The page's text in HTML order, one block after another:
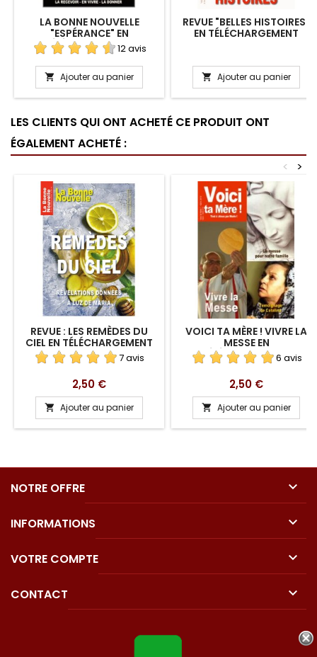
LA BONNE NOUVELLE
"ESPÉRANCE" EN
TÉLÉCHARGEMENT
12 avis
 Ajouter au panier
REVUE "BELLES HISTOIRES"
EN TÉLÉCHARGEMENT
 Ajouter au panier
LES CLIENTS QUI ONT ACHETÉ CE PRODUIT ONT
ÉGALEMENT ACHETÉ :
>
<
REVUE : LES REMÈDES DU
CIEL EN TÉLÉCHARGEMENT
7 avis
Prix
2,50 €
 Ajouter au panier
VOICI TA MÈRE ! VIVRE LA
MESSE EN
TÉLÉCHARGEMENT
6 avis
Prix
2,50 €
 Ajouter au panier
NOTRE OFFRE 
INFORMATIONS 
VOTRE COMPTE 
CONTACT 